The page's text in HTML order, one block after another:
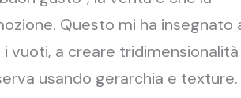
Questo mi ha insegnato
vuoti, a creare tridimensionalità
usando gerarchia e texture.